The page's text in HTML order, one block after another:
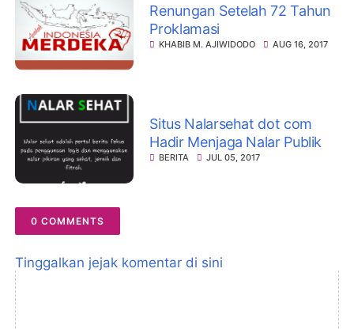
Renungan Setelah 72 Tahun
Proklamasi
KHABIB M. AJIWIDODO AUG 16, 2017
Situs Nalarsehat dot com
Hadir Menjaga Nalar Publik
BERITA JUL 05, 2017
0 COMMENTS
Tinggalkan jejak komentar di sini